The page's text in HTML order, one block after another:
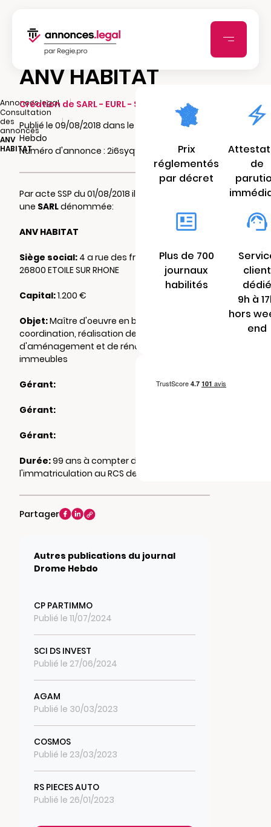
Annonces.legal
|
Consultation
des
annonces
|
ANV
HABITAT
ANV HABITAT
Création de SARL - EURL - SCI - SCA - SCCV
Publié le 09/08/2018 dans le journal Drome
Hebdo
Numéro d'annonce : 2i6syq9wfg3
Par acte SSP du 01/08/2018 il a été constitué
une SARLdénommée:
ANV HABITAT
Siège social: 4 a rue des freres lumiere
26800 ETOILE SUR RHONE
Capital:1.200 €
Objet:Maître d'oeuvre en bâtiment,
coordination, réalisation de tous travaux
d'aménagement et de rénovation de tous
immeubles
Gérant:
Gérant:
Gérant:
Durée:99 ans à compter de
l'immatriculation au RCS de ROMANS
Partager
Autres publications du journal
Drome Hebdo
CP PARTIMMO
Publié le 11/07/2024
SCI DS INVEST
Publié le 27/06/2024
AGAM
Publié le 30/03/2023
COSMOS
Publié le 23/03/2023
RS PIECES AUTO
Publié le 26/01/2023
Prix
réglementés
par décret
de
Plus de 700
journaux
habilités
client
dédié
9h à
hors
end